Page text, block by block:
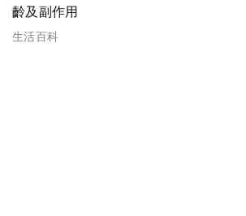
齡及副作用
生活百科